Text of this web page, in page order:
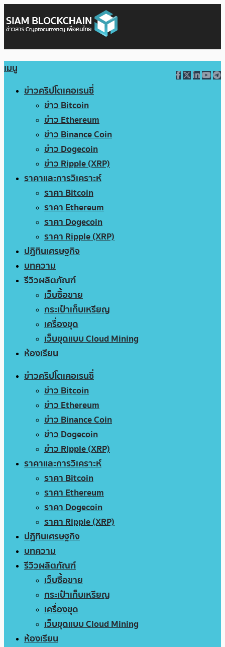
เมนู
ข่าวคริปโตเคอเรนซี่
ข่าว Bitcoin
ข่าว Ethereum
ข่าว Binance Coin
ข่าว Dogecoin
ข่าว Ripple (XRP)
ราคาและการวิเคราะห์
ราคา Bitcoin
ราคา Ethereum
ราคา Dogecoin
ราคา Ripple (XRP)
ปฏิทินเศรษฐกิจ
บทความ
รีวิวผลิตภัณฑ์
เว็บซื้อขาย
กระเป๋าเก็บเหรียญ
เครื่องขุด
เว็บขุดแบบ Cloud Mining
ห้องเรียน
ข่าวคริปโตเคอเรนซี่
ข่าว Bitcoin
ข่าว Ethereum
ข่าว Binance Coin
ข่าว Dogecoin
ข่าว Ripple (XRP)
ราคาและการวิเคราะห์
ราคา Bitcoin
ราคา Ethereum
ราคา Dogecoin
ราคา Ripple (XRP)
ปฏิทินเศรษฐกิจ
บทความ
รีวิวผลิตภัณฑ์
เว็บซื้อขาย
กระเป๋าเก็บเหรียญ
เครื่องขุด
เว็บขุดแบบ Cloud Mining
ห้องเรียน